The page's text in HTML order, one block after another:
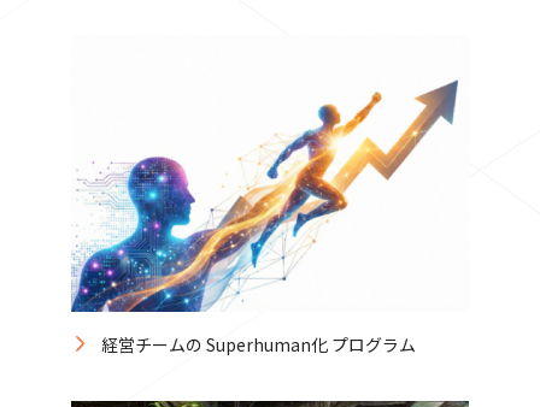
経営チームの Superhuman化 プログラム